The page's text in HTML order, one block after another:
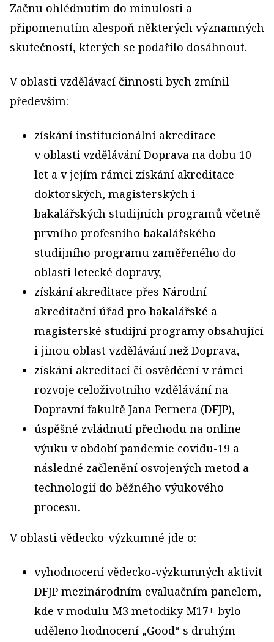
Začnu ohlédnutím do minulosti a
připomenutím alespoň některých významných
skutečností, kterých se podařilo dosáhnout.
V oblasti vzdělávací činnosti bych zmínil
především:
získání institucionální akreditace
v oblasti vzdělávání Doprava na dobu 10
let a v jejím rámci získání akreditace
doktorských, magisterských i
bakalářských studijních programů včetně
prvního profesního bakalářského
studijního programu zaměřeného do
oblasti letecké dopravy,
získání akreditace přes Národní
akreditační úřad pro bakalářské a
magisterské studijní programy obsahující
i jinou oblast vzdělávání než Doprava,
získání akreditací či osvědčení v rámci
rozvoje celoživotního vzdělávání na
Dopravní fakultě Jana Pernera (DFJP),
úspěšné zvládnutí přechodu na online
výuku v období pandemie covidu-19 a
následné začlenění osvojených metod a
technologií do běžného výukového
procesu.
V oblasti vědecko-výzkumné jde o:
vyhodnocení vědecko-výzkumných aktivit
DFJP mezinárodním evaluačním panelem,
kde v modulu M3 metodiky M17+ bylo
uděleno hodnocení „Good“ s druhým